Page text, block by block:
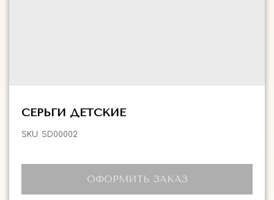
СЕРЬГИ ДЕТСКИЕ
SKU: SD00002
ОФОРМИТЬ ЗАКАЗ